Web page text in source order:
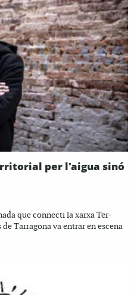
per l'aigua sinó
que connecti la xarxa Ter-
Tarragona va entrar en escena